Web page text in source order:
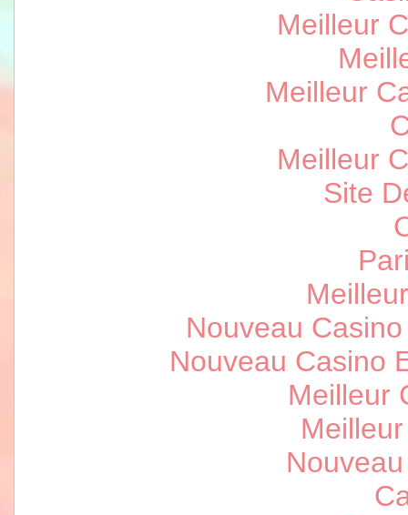
Meilleur
Meilleur
Meilleur
Site
Nouveau
Nouveau Casino
Meilleur